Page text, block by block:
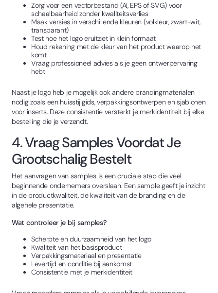
Zorg voor een vectorbestand (AI, EPS of SVG) voor
schaalbaarheid zonder kwaliteitsverlies
Maak versies in verschillende kleuren (volkleur, zwart-wit,
transparant)
Test hoe het logo eruitziet in klein formaat
Houd rekening met de kleur van het product waarop het
komt
Vraag professioneel advies als je geen ontwerpervaring
hebt
Naast je logo heb je mogelijk ook andere brandingmaterialen
nodig zoals een huisstijlgids, verpakkingsontwerpen en sjablonen
voor inserts. Deze consistentie versterkt je merkidentiteit bij elke
bestelling die je verzendt.
4. Vraag Samples Voordat Je
Grootschalig Bestelt
Het aanvragen van samples is een cruciale stap die veel
beginnende ondernemers overslaan. Een sample geeft je inzicht
in de productkwaliteit, de kwaliteit van de branding en de
algehele presentatie.
Wat controleer je bij samples?
Scherpte en duurzaamheid van het logo
Kwaliteit van het basisproduct
Verpakkingsmateriaal en presentatie
Levertijd en conditie bij aankomst
Consistentie met je merkidentiteit